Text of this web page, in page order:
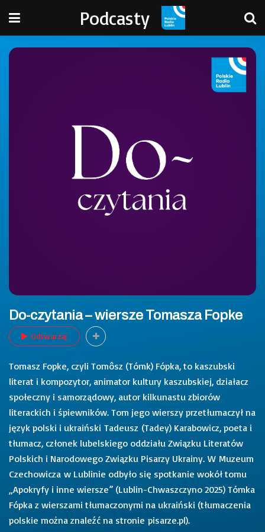
Podcasty
Do-czytania – wiersze Tomasza Fopke
Odtwarzaj
Tomasz Fopke, czyli Tomôsz (Tómk) Fópka, to kaszubski
literat i kompozytor, animator kultury kaszubskiej, działacz
społeczny i samorządowy, autor kilkunastu zbiorów
literackich i śpiewników. Tom jego wierszy przetłumaczył na
język polski i ukraiński Tadeusz (Tadey) Karabowicz, poeta i
tłumacz, członek lubelskiego oddziału Związku Literatów
Polskich i Narodowego Związku Pisarzy Ukrainy. W Muzeum
Czechowicza w Lublinie odbyło się spotkanie wokół tomu
„Apokryfy i inne wiersze” (Lublin-Chwaszczyno 2025) Tómka
Fópka z wierszami tłumaczonymi na ukraiński (tłumaczenia
polskie można znaleźć na stronie pisarze.pl).